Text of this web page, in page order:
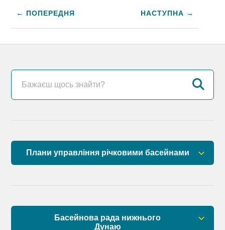
← ПОПЕРЕДНЯ НАСТУПНА →
Плани управління річковими басейнами
Басейнова рада нижнього
Дунаю